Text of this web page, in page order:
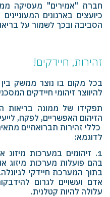
חברת "אמירים" מעסיקה
כיועצים בארגונים
הסביבה ובכך לשמור על
זהירות, חיידקים!
בכל מקום בו נוצר ממשק בין
להיווצר זיהומי חיידקים
תפקידו של ממונה בריאות
הזיהום האפשריים, לפקח,
כללי זהירות תברואתיים
לדוגמא:
1. זיהומים במערכות מיזוג
בהם פועלות מערכות מיזוג
בתוך המערכת חיידקי
אדם ועשויים לגרום
עלולה להיות קטלנית.